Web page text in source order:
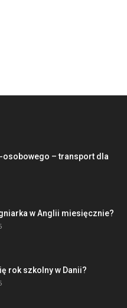
osobowego – transport dla
w Anglii miesięcznie?
rok szkolny w Danii?